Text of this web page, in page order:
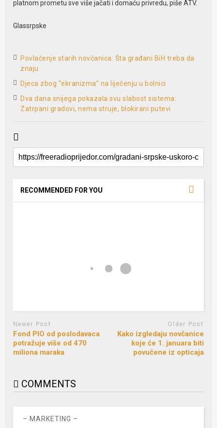
platnom prometu sve više jačati i domaću privredu, piše ATV.
Glassrpske
Povlačenje starih novčanica: Šta građani BiH treba da
znaju
Djeca zbog “ekranizma” na liječenju u bolnici
Dva dana snijega pokazala svu slabost sistema:
Zatrpani gradovi, nema struje, blokirani putevi
RECOMMENDED FOR YOU
Newer Post
Fond PIO od poslodavaca
potražuje više od 470
miliona maraka
Older Post
Kako izgledaju novčanice
koje će 1. januara biti
povučene iz opticaja
COMMENTS
– MARKETING –